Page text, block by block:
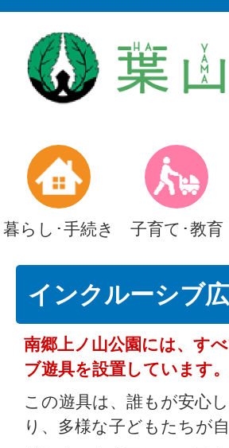
暮らし･手続き 子育て･教育
インクルーシブ
南郷上ノ山公園には、す
ブ遊具を設置しています。
この遊具は、誰もが安心
り、多様な子どもたちが